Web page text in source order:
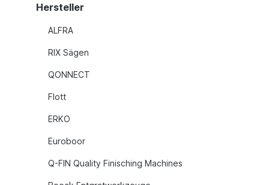
Hersteller
ALFRA
RIX Sägen
QONNECT
Flott
ERKO
Euroboor
Q-FIN Quality Finisching Machines